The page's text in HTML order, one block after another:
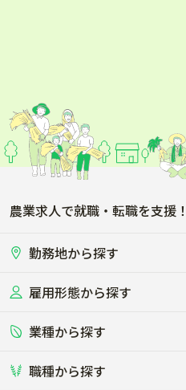
農業求人で就職・転職を支援
勤務地から探す
北海道
関東
東海
雇用形態から探す
正社員
短期アルバイト
業種から探す
畜産（酪農･肉牛･養豚･養
職種から探す